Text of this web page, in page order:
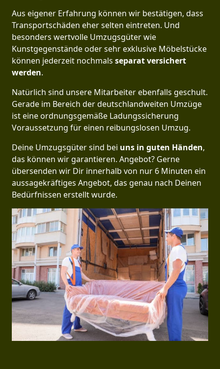
Aus eigener Erfahrung können wir bestätigen, dass
Transportschäden eher selten eintreten. Und
besonders wertvolle Umzugsgüter wie
Kunstgegenstände oder sehr exklusive Möbelstücke
können jederzeit nochmals separat versichert
werden.
Natürlich sind unsere Mitarbeiter ebenfalls geschult.
Gerade im Bereich der deutschlandweiten Umzüge
ist eine ordnungsgemäße Ladungssicherung
Voraussetzung für einen reibungslosen Umzug.
Deine Umzugsgüter sind bei uns in guten Händen,
das können wir garantieren. Angebot? Gerne
übersenden wir Dir innerhalb von nur 6 Minuten ein
aussagekräftiges Angebot, das genau nach Deinen
Bedürfnissen erstellt wurde.